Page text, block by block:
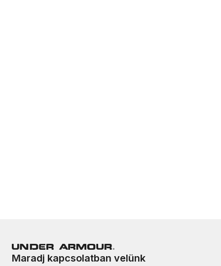
Maradj kapcsolatban velünk